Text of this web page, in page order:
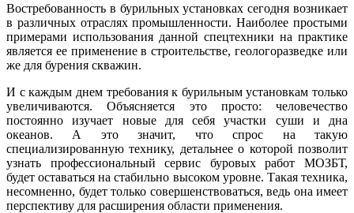
Востребованность в бурильных установках сегодня возникает
в различных отраслях промышленности. Наиболее простыми
примерами использования данной спецтехники на практике
является ее применение в строительстве, геологоразведке или
же для бурения скважин.
И с каждым днем требования к бурильным установкам только
увеличиваются. Объясняется это просто: человечество
постоянно изучает новые для себя участки суши и дна
океанов. А это значит, что спрос на такую
специализированную технику, детальнее о которой позволит
узнать профессиональный сервис буровых работ МОЗБТ,
будет оставаться на стабильно высоком уровне. Такая техника,
несомненно, будет только совершенствоваться, ведь она имеет
перспективу для расширения области применения.